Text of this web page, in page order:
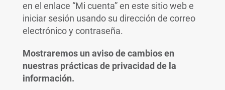
en el enlace “Mi cuenta” en este sitio web e
iniciar sesión usando su dirección de correo
electrónico y contraseña.
Mostraremos un aviso de cambios en
nuestras prácticas de privacidad de la
información.